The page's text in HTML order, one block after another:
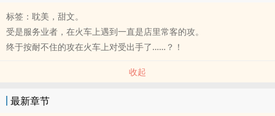
标签：‎‌‍耽‎‍‌美‍，甜文。
受是服务业者，在火车上遇到一直是店里常客的攻。
终于按耐不住的攻在火车上对受出手了……？！
收起
最新章节